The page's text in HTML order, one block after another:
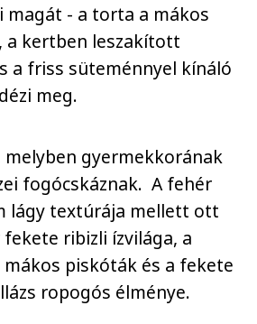
magát - a torta a mákos
a kertben leszakított
a friss süteménnyel kínáló
meg.
gyermekkorának
fogócskáznak. A fehér
lágy textúrája mellett ott
ribizli ízvilága, a
piskóták és a fekete
ropogós élménye.